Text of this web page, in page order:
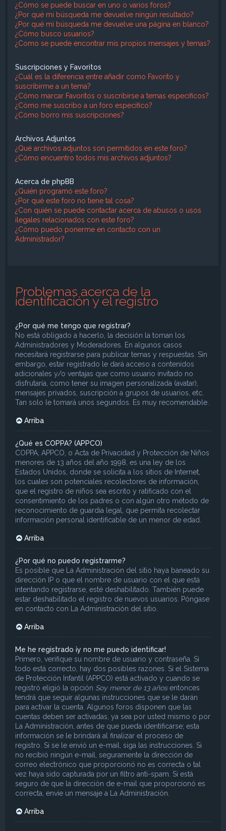
¿Cómo se puede buscar en uno o varios foros?
¿Por qué mi búsqueda me devuelve ningún resultado?
¿Por qué mi búsqueda me devuelve una página en blanco?
¿Cómo busco usuarios?
¿Como se puede encontrar mis propios mensajes y temas?
Suscripciones y Favoritos
¿Cuál es la diferencia entre añadir como Favorito y
suscribirme a un tema?
¿Cómo marcar Favoritos o suscribirse a temas específicos?
¿Cómo me suscribo a un foro específico?
¿Cómo borro mis suscripciones?
Archivos Adjuntos
¿Qué archivos adjuntos son permitidos en este foro?
¿Cómo encuentro todos mis archivos adjuntos?
Acerca de phpBB
¿Quién programó este foro?
¿Por qué este foro no tiene tal cosa?
¿Con quién se puede contactar acerca de abusos o usos
ilegales relacionados con este foro?
¿Cómo puedo ponerme en contacto con un
Administrador?
Problemas acerca de la
identificación y el registro
¿Por qué me tengo que registrar?
No está obligado a hacerlo, la decisión la toman los
Administradores y Moderadores. En algunos casos
necesitará registrarse para publicar temas y respuestas. Sin
embargo, estar registrado le dará acceso a contenidos
adicionales y/o ventajas que como usuario invitado no
disfrutaría, como tener su imagen personalizada (avatar),
mensajes privados, suscripción a grupos de usuarios, etc.
Tan solo le tomará unos segundos. Es muy recomendable.
Arriba
¿Qué es COPPA? (APPCO)
COPPA, APPCO, o Acta de Privacidad y Protección de Niños
menores de 13 años del año 1998, es una ley de los
Estados Unidos, donde se solicita a los sitios de Internet,
los cuales son potenciales recolectores de información,
que el registro de niños sea escrito y ratificado con el
consentimiento de los padres o con algún otro método de
reconocimiento de guardia legal, que permita recolectar
información personal identificable de un menor de edad.
Arriba
¿Por qué no puedo registrarme?
Es posible que La Administración del sitio haya baneado su
dirección IP o que el nombre de usuario con el que está
intentando registrarse, esté deshabilitado. También puede
estar deshabilitado el registro de nuevos usuarios. Póngase
en contacto con La Administración del sitio.
Arriba
Me he registrado ¡y no me puedo identificar!
Primero, verifique su nombre de usuario y contraseña. Si
todo está correcto, hay dos posibles razones. Si el Sistema
de Protección Infantil (APPCO) está activado y cuando se
registró eligió la opción Soy menor de 13 añosentonces
tendrá que seguir algunas instrucciones que se le darán
para activar la cuenta. Algunos foros disponen que las
cuentas deben ser activadas, ya sea por usted mismo o por
La Administración, antes de que pueda identificarse; esta
información se le brindará al finalizar el proceso de
registro. Si se le envió un e-mail, siga las instrucciones. Si
no recibió ningún e-mail, seguramente la dirección de
correo electrónico que proporcionó no es correcta o tal
vez haya sido capturada por un filtro anti-spam. Si está
seguro de que la dirección de e-mail que proporcionó es
correcta, envíe un mensaje a La Administración.
Arriba